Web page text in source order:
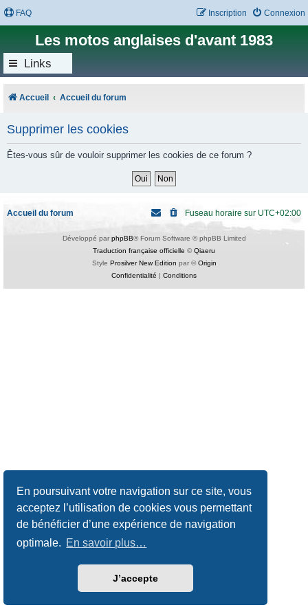
En poursuivant votre navigation sur ce site, vous
acceptez l’utilisation de cookies vous permettant
de bénéficier d’une expérience de navigation
optimale. En savoir plus…
J’accepte
FAQ Connexion
Inscription
Les motos anglaises d'avant 1983
Links
Accueil Accueil du forum
Supprimer les cookies
Êtes-vous sûr de vouloir supprimer les cookies de ce forum ?
Accueil du forum Fuseau horaire sur UTC+02:00
Développé par phpBB® Forum Software © phpBB Limited
Traduction française officielle ©Qiaeru
Style Prosilver New Edition par ©Origin
Confidentialité | Conditions